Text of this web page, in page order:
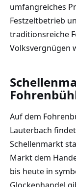
umfangreiches
Festzeltbetrieb
traditionsreiche
Volksvergnügen
Auf dem
Lauterbach
Schellenmarkt
Markt dem
bis heute in
Glockenhandel